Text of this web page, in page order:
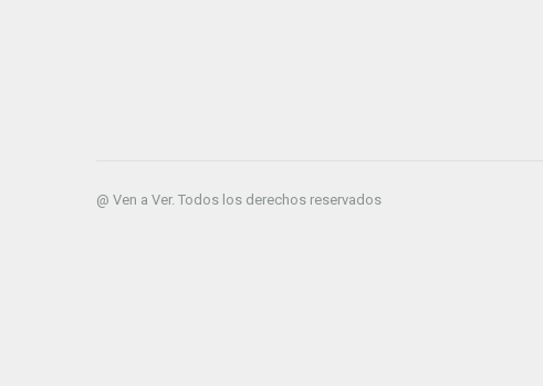
@ Ven a Ver. Todos los derechos reservados